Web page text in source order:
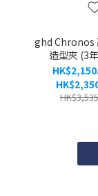
ghd Chronos
造型夾 (3